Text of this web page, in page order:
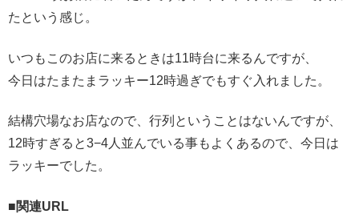
たという感じ。
いつもこのお店に来るときは11時台に来るんですが、
今日はたまたまラッキー12時過ぎでもすぐ入れました。
結構穴場なお店なので、行列ということはないんですが、
12時すぎると3−4人並んでいる事もよくあるので、今日は
ラッキーでした。
■関連URL